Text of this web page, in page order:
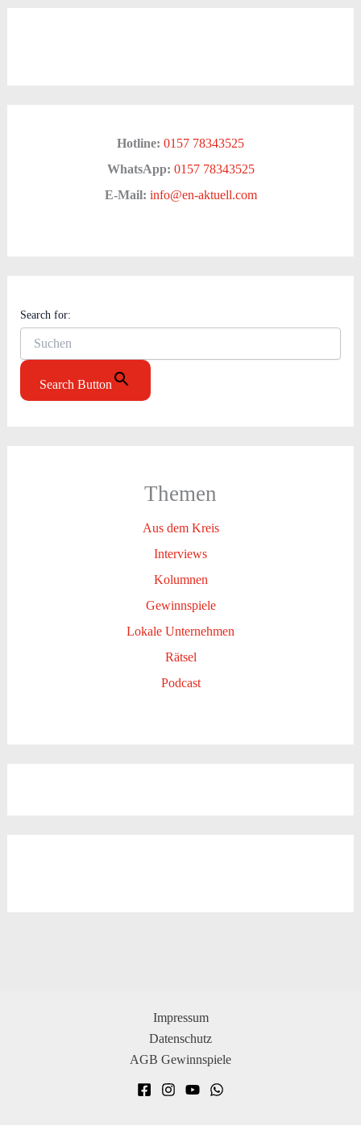
Hotline: 0157 78343525
WhatsApp: 0157 78343525
E-Mail: info@en-aktuell.com
Search for:
Search Button
Themen
Aus dem Kreis
Interviews
Kolumnen
Gewinnspiele
Lokale Unternehmen
Rätsel
Podcast
Impressum
Datenschutz
AGB Gewinnspiele